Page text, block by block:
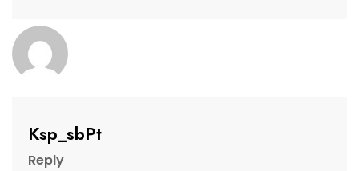
Ksp_sbPt
Reply